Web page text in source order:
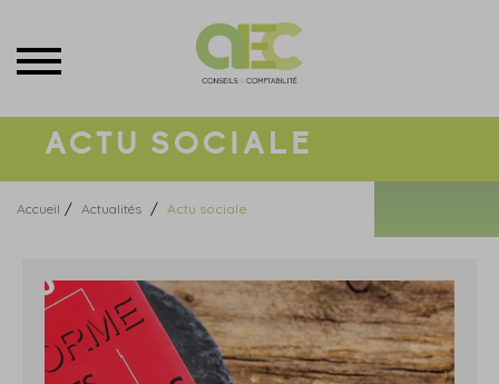
ACTU SOCIALE
Accueil / Actualités / Actu sociale